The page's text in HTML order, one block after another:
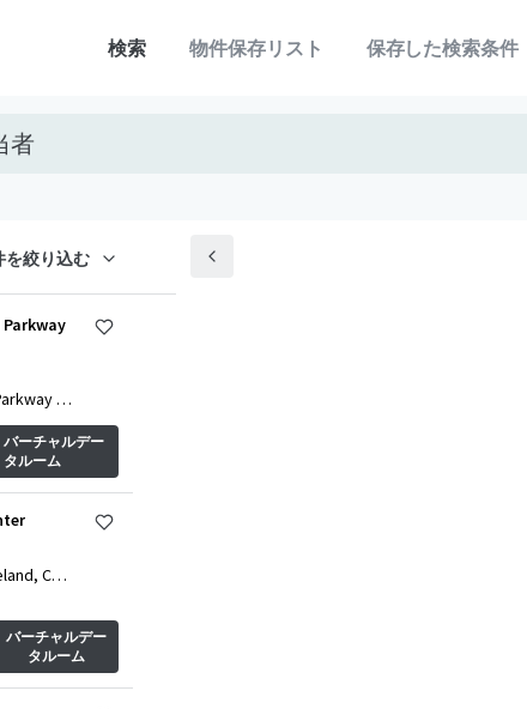
検索 物件保存リスト 保存した検索条件
者
を絞り込む
Ea
バーチャルデー
タルーム
CO,
バーチャルデー
タルーム